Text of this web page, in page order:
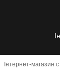
Інтернет-магазин